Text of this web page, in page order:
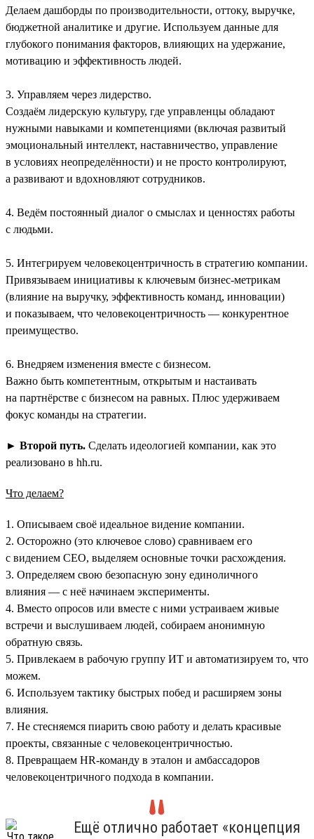
Делаем дашборды по производительности, оттоку, выручке,
бюджетной аналитике и другие. Используем данные для
глубокого понимания факторов, влияющих на удержание,
мотивацию и эффективность людей.
3. Управляем через лидерство.
Создаём лидерскую культуру, где управленцы обладают
нужными навыками и компетенциями (включая развитый
эмоциональный интеллект, наставничество, управление
в условиях неопределённости) и не просто контролируют,
а развивают и вдохновляют сотрудников.
4. Ведём постоянный диалог о смыслах и ценностях работы
с людьми.
5. Интегрируем человекоцентричность в стратегию компании.
Привязываем инициативы к ключевым бизнес-метрикам
(влияние на выручку, эффективность команд, инновации)
и показываем, что человекоцентричность — конкурентное
преимущество.
6. Внедряем изменения вместе с бизнесом.
Важно быть компетентным, открытым и настаивать
на партнёрстве с бизнесом на равных. Плюс удерживаем
фокус команды на стратегии.
► Второй путь. Сделать идеологией компании, как это
реализовано в hh.ru.
Что делаем?
1. Описываем своё идеальное видение компании.
2. Осторожно (это ключевое слово) сравниваем его
с видением СЕО, выделяем основные точки расхождения.
3. Определяем свою безопасную зону единоличного
влияния — с неё начинаем эксперименты.
4. Вместо опросов или вместе с ними устраиваем живые
встречи и выслушиваем людей, собираем анонимную
обратную связь.
5. Привлекаем в рабочую группу ИТ и автоматизируем то, что
можем.
6. Используем тактику быстрых побед и расширяем зоны
влияния.
7. Не стесняемся пиарить свою работу и делать красивые
проекты, связанные с человекоцентричностью.
8. Превращаем HR-команду в эталон и амбассадоров
человекоцентричного подхода в компании.
Ещё отлично работает «концепция